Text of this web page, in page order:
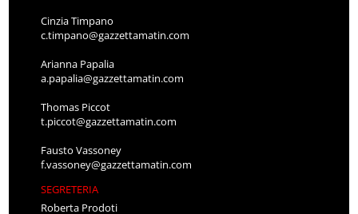
Cinzia Timpano
c.timpano@gazzettamatin.com
Arianna Papalia
a.papalia@gazzettamatin.com
Thomas Piccot
t.piccot@gazzettamatin.com
Fausto Vassoney
f.vassoney@gazzettamatin.com
SEGRETERIA
Roberta Prodoti